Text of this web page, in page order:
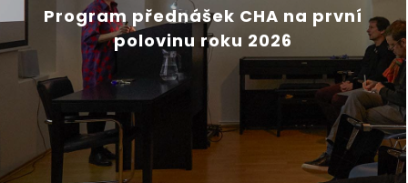
Program přednášek CHA na první
polovinu roku 2026